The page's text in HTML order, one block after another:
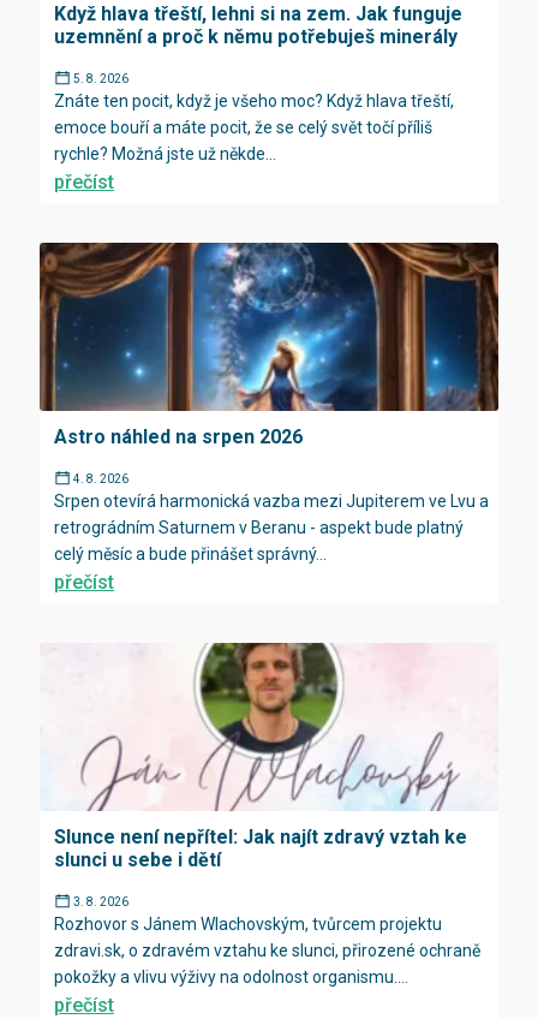
Když hlava třeští, lehni si na zem. Jak funguje
uzemnění a proč k němu potřebuješ minerály
5. 8. 2026
Znáte ten pocit, když je všeho moc? Když hlava třeští,
emoce bouří a máte pocit, že se celý svět točí příliš
rychle? Možná jste už někde...
přečíst
Astro náhled na srpen 2026
4. 8. 2026
Srpen otevírá harmonická vazba mezi Jupiterem ve Lvu a
retrográdním Saturnem v Beranu - aspekt bude platný
celý měsíc a bude přinášet správný...
přečíst
Slunce není nepřítel: Jak najít zdravý vztah ke
slunci u sebe i dětí
3. 8. 2026
Rozhovor s Jánem Wlachovským, tvůrcem projektu
zdravi.sk, o zdravém vztahu ke slunci, přirozené ochraně
pokožky a vlivu výživy na odolnost organismu....
přečíst